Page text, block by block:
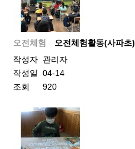
오전체험
오전체험활동(사파초)
작성자 관리자
작성일
04-14
조회
920